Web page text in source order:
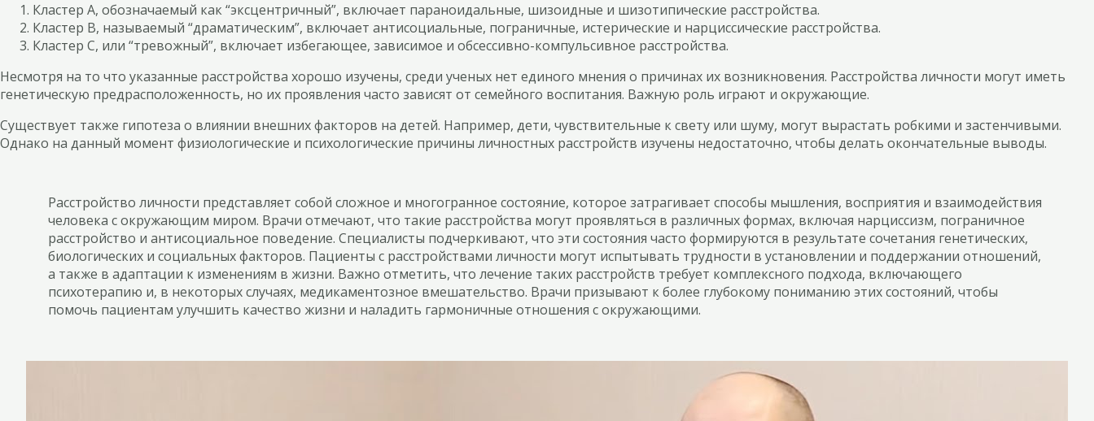
Кластер А, обозначаемый как “эксцентричный”, включает параноидальные, шизоидные и шизотипические расстройства.
Кластер В, называемый “драматическим”, включает антисоциальные, пограничные, истерические и нарциссические расстройства.
Кластер С, или “тревожный”, включает избегающее, зависимое и обсессивно-компульсивное расстройства.
Несмотря на то что указанные расстройства хорошо изучены, среди ученых нет единого мнения о причинах их возникновения. Расстройства личности могут иметь
генетическую предрасположенность, но их проявления часто зависят от семейного воспитания. Важную роль играют и окружающие.
Существует также гипотеза о влиянии внешних факторов на детей. Например, дети, чувствительные к свету или шуму, могут вырастать робкими и застенчивыми.
Однако на данный момент физиологические и психологические причины личностных расстройств изучены недостаточно, чтобы делать окончательные выводы.
Расстройство личности представляет собой сложное и многогранное состояние, которое затрагивает способы мышления, восприятия и взаимодействия
человека с окружающим миром. Врачи отмечают, что такие расстройства могут проявляться в различных формах, включая нарциссизм, пограничное
расстройство и антисоциальное поведение. Специалисты подчеркивают, что эти состояния часто формируются в результате сочетания генетических,
биологических и социальных факторов. Пациенты с расстройствами личности могут испытывать трудности в установлении и поддержании отношений,
а также в адаптации к изменениям в жизни. Важно отметить, что лечение таких расстройств требует комплексного подхода, включающего
психотерапию и, в некоторых случаях, медикаментозное вмешательство. Врачи призывают к более глубокому пониманию этих состояний, чтобы
помочь пациентам улучшить качество жизни и наладить гармоничные отношения с окружающими.